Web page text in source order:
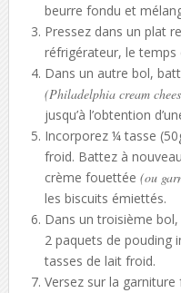
beurre fondu et
Pressez dans un plat
réfrigérateur, le temps
Dans un autre bol,
(Philadelphia cream
jusqu’à l’obtention
Incorporez ¼ tasse
froid. Battez à
crème fouettée (ou
les biscuits émiettés.
Dans un troisième
2 paquets de pouding
tasses de lait froid.
Versez sur la